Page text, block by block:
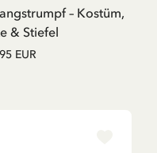
– Kostüm,
& Stiefel
EUR